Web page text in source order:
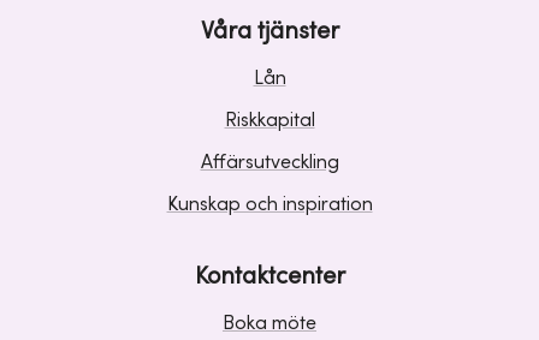
Våra tjänster
Lån
Riskkapital
Affärsutveckling
Kunskap och inspiration
Kontaktcenter
Boka möte